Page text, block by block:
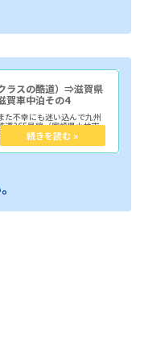
ラスの酷道）⇒滋賀県
賀車中泊その4
た不幸にも迷い込んで九州
道265号線（宮崎県小林市
市に至る一般国道）を走っ
すが…しかもあの時は台風
ろに受けて最悪な状態で回